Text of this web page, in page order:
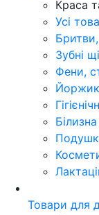
Краса
Усі
Зубні
Фени,
Білизна
Товари для